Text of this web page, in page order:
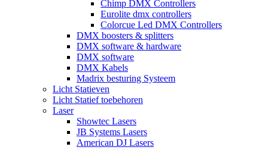
Chimp DMX Controllers
Eurolite dmx controllers
Colorcue Led DMX Controllers
DMX boosters & splitters
DMX software & hardware
DMX software
DMX Kabels
Madrix besturing Systeem
Licht Statieven
Licht Statief toebehoren
Laser
Showtec Lasers
JB Systems Lasers
American DJ Lasers